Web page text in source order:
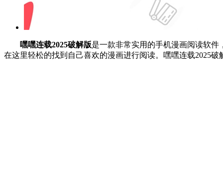
嘿嘿连载2025破解版是一款非常实用的手机漫画阅读软
在这里轻松的找到自己喜欢的漫画进行阅读。嘿嘿连载2025